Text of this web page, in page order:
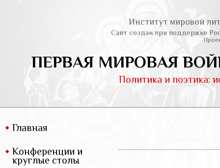
Институт мировой
Сайт создан при поддержке
ПЕРВАЯ МИРОВАЯ
Политика и поэтика:
Главная
Конференции и
круглые столы